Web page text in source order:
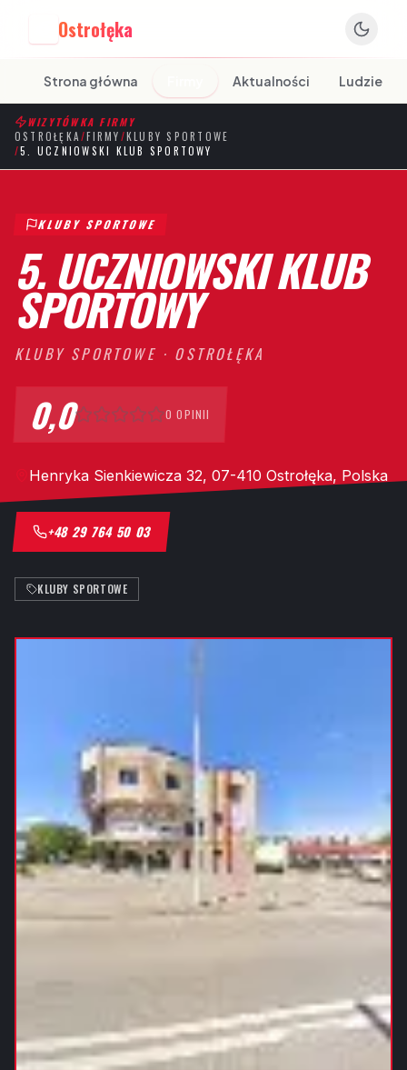
Ostrołęka
Strona główna Aktualności Ludzie
WIZYTÓWKA FIRMY
OSTROŁĘKA/FIRMY/KLUBY SPORTOWE
/5. UCZNIOWSKI KLUB SPORTOWY
KLUBY SPORTOWE
5. UCZNIOWSKI KLUB
SPORTOWY
KLUBY SPORTOWE · OSTROŁĘKA
0,0 0 OPINII
Henryka Sienkiewicza 32, 07-410 Ostrołęka, Polska
+48 29 764 50 03
KLUBY SPORTOWE